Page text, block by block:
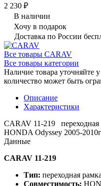
2 230 ₽
В наличии
Хочу в подарок
Доставка по России
Все товары CARAV
Все товары категории
Наличие товара уточняйте
количество может быть
Описание
Характеристики
CARAV 11-219
HONDA Odyssey 2005-
Данные
CARAV 11-219
Тип: переходная
Совместимость: